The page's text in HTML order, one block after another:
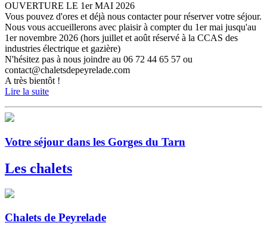
OUVERTURE LE 1er MAI 2026
Vous pouvez d'ores et déjà nous contacter pour réserver votre séjour.
Nous vous accueillerons avec plaisir à compter du 1er mai jusqu'au
1er novembre 2026 (hors juillet et août réservé à la CCAS des
industries électrique et gazière)
N'hésitez pas à nous joindre au 06 72 44 65 57 ou
contact@chaletsdepeyrelade.com
A très bientôt !
Lire la suite
Votre séjour dans les Gorges du Tarn
Les chalets
Chalets de Peyrelade